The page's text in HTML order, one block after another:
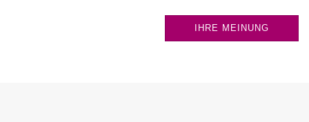
IHRE MEINUNG